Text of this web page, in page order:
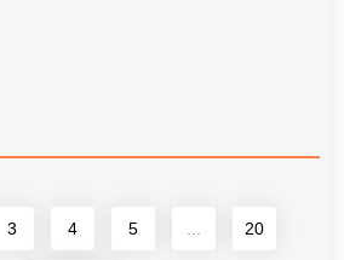
3 4 5 20